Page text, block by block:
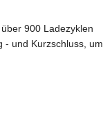
900 Ladezyklen
- und Kurzschluss, um